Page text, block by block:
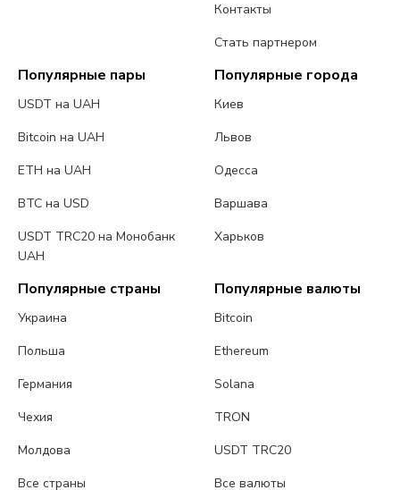
Контакты
Стать партнером
Популярные пары
USDT на UAH
Bitcoin на UAH
ETH на UAH
BTC на USD
USDT TRC20 на Монобанк
UAH
Популярные города
Киев
Львов
Одесса
Варшава
Харьков
Популярные страны
Украина
Польша
Германия
Чехия
Молдова
Все страны
Популярные валюты
Bitcoin
Ethereum
Solana
TRON
USDT TRC20
Все валюты